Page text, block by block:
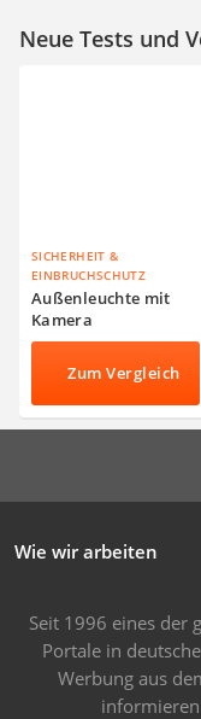
Neue Tests und
SICHERHEIT &
EINBRUCHSCHUTZ
Außenleuchte mit
Kamera
Zum Vergleich
Wie wir arbeiten
Seit 1996 eines der
Portale in
Werbung aus